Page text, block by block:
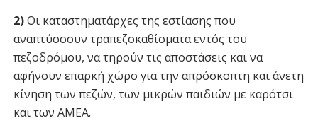
2)Οι καταστηματάρχες της εστίασης που
αναπτύσσουν τραπεζοκαθίσματα εντός του
πεζοδρόμου, να τηρούν τις αποστάσεις και να
αφήνουν επαρκή χώρο για την απρόσκοπτη και άνετη
κίνηση των πεζών, των μικρών παιδιών με καρότσι
και των ΑΜΕΑ.